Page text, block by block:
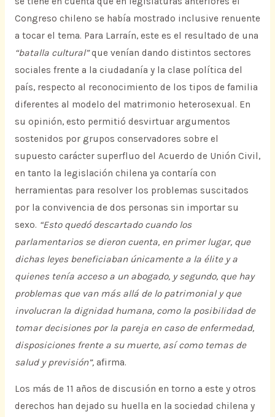
Congreso chileno se había mostrado inclusive renuente
a tocar el tema. Para Larraín, este es el resultado de una
“batalla cultural”que venían dando distintos sectores
sociales frente a la ciudadanía y la clase política del
país, respecto al reconocimiento de los tipos de familia
diferentes al modelo del matrimonio heterosexual. En
su opinión, esto permitió desvirtuar argumentos
sostenidos por grupos conservadores sobre el
supuesto carácter superfluo del Acuerdo de Unión Civil,
en tanto la legislación chilena ya contaría con
herramientas para resolver los problemas suscitados
por la convivencia de dos personas sin importar su
sexo. “Esto quedó descartado cuando los
parlamentarios se dieron cuenta, en primer lugar, que
dichas leyes beneficiaban únicamente a la élite y a
quienes tenía acceso a un abogado, y segundo, que hay
problemas que van más allá de lo patrimonial y que
involucran la dignidad humana, como la posibilidad de
tomar decisiones por la pareja en caso de enfermedad,
disposiciones frente a su muerte, así como temas de
salud y previsión”,afirma.
Los más de 11 años de discusión en torno a este y otros
derechos han dejado su huella en la sociedad chilena y